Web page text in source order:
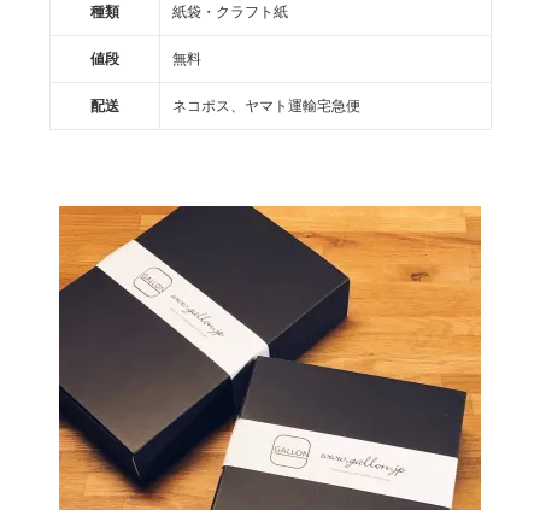
種類 紙袋・クラフト紙
値段 無料
配送 ネコポス、ヤマト運輸宅急便